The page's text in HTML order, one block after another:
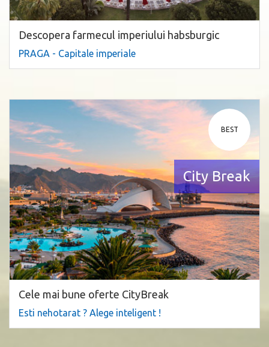
Descopera farmecul imperiului habsburgic
PRAGA - Capitale imperiale
BEST
City Break
Cele mai bune oferte CityBreak
Esti nehotarat ? Alege inteligent !